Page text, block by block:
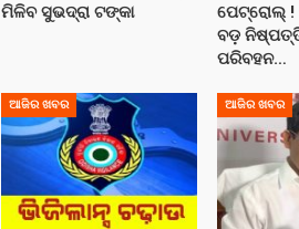
ମିଳିବ ସୁଭଦ୍ରା ଟଙ୍କା
ପେଟ୍ରୋଲ୍ !
ବଡ଼
ପରିବହନ…
ଆଜିର ଖବର ଆଜିର ଖବର